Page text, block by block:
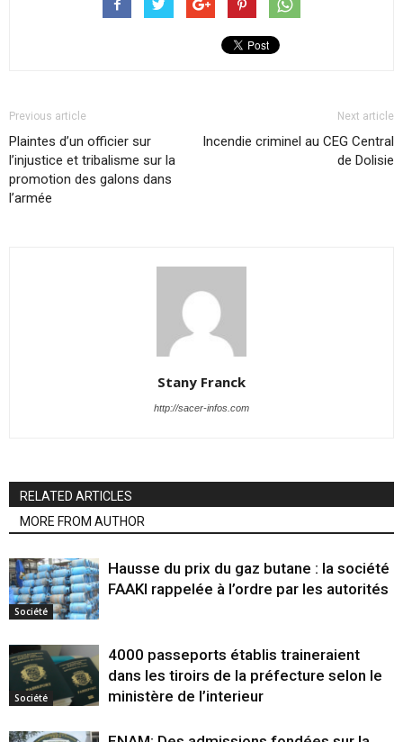
Previous article
Plaintes d’un officier sur
l’injustice et tribalisme sur la
promotion des galons dans
l’armée
Next article
Incendie criminel au CEG Central
de Dolisie
Stany Franck
http://sacer-infos.com
RELATED ARTICLES
MORE FROM AUTHOR
Société
Hausse du prix du gaz butane : la société
FAAKI rappelée à l’ordre par les autorités
Société
4000 passeports établis traineraient
dans les tiroirs de la préfecture selon le
ministère de l’interieur